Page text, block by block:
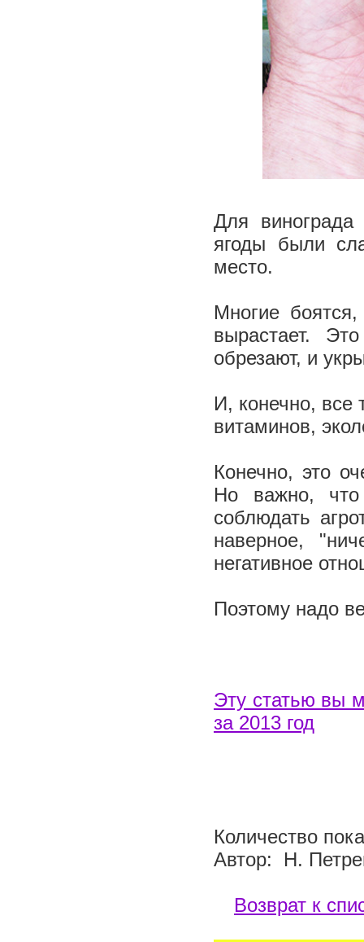
Для
ягоды были
место.
Многие
вырастает.
обрезают, и
И, конечно, все
витаминов,
Конечно, это
Но важно,
соблюдать
наверное,
негативное
Поэтому надо
Эту статью вы
за 2013 год
Количество
Автор: Н.
Возврат к